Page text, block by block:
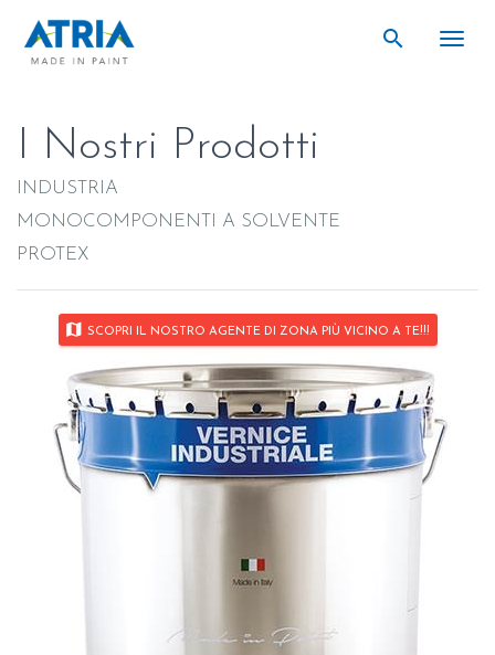
search
I Nostri Prodotti
INDUSTRIA
MONOCOMPONENTI A SOLVENTE
PROTEX
map SCOPRI IL NOSTRO AGENTE DI ZONA PIÙ VICINO A TE!!!